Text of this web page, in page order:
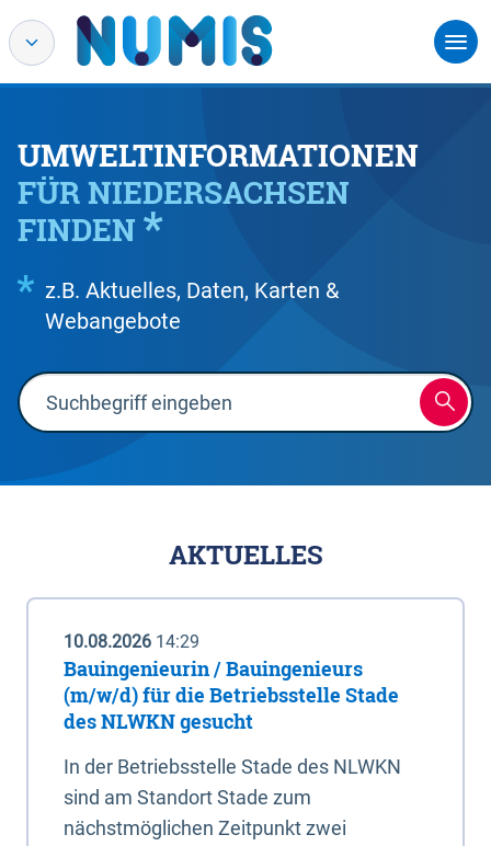
UMWELTINFORMATIONEN
FÜR NIEDERSACHSEN
FINDEN
z.B. Aktuelles, Daten, Karten &
Webangebote
AKTUELLES
10.08.2026 14:29
Bauingenieurin / Bauingenieurs
(m/w/d) für die Betriebsstelle Stade
des NLWKN gesucht
In der Betriebsstelle Stade des NLWKN
sind am Standort Stade zum
nächstmöglichen Zeitpunkt zwei